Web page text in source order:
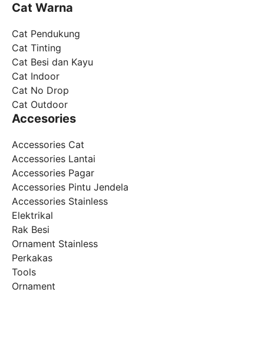
Cat Warna
Cat Pendukung
Cat Tinting
Cat Besi dan Kayu
Cat Indoor
Cat No Drop
Cat Outdoor
Accesories
Accessories Cat
Accessories Lantai
Accessories Pagar
Accessories Pintu Jendela
Accessories Stainless
Elektrikal
Rak Besi
Ornament Stainless
Perkakas
Tools
Ornament